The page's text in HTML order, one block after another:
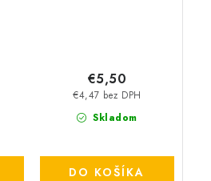
Skladom
€4,47 bez DPH
€5,50
DO KOŠÍKA